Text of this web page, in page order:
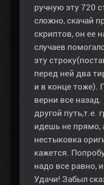
ручную эту 720
сложно, скачай
скриптов, он ее
случаев
эту
перед ней два
и в конце тоже).
верни все
другой путь,т.е.
идешь не прямо,
нестыковка
кажется.
надо все равно,
Удачи! Забыл